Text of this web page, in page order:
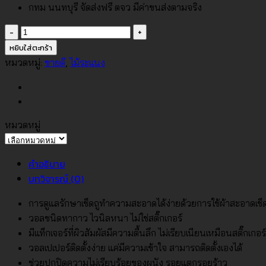
กทม นนทบุรี จัดส่งฟรี ตจว มีค่าขนส่งตามจริง
จำนวน
วอลเปเปอร์
ลายไม้
ขนาด2cm
สี
เหลือง
ครีม
No.81816-
1
หยิบใส่ตะกร้า
หมวดหมู่: ขายดี ,ไม้ระแนง
หมวดหมู่
หมวด
คำอธิบาย
บทวิจารณ์ (0)
การดูแลรักษาเช็ดถูทำความสะอาดได้ง่ายด้วยการใช้ผ้าสะอาดเ
วอลชนิดทากาว ไวนิลหนา ไม่ใช่สติ๊กเกอร์
มีแท็กเจอร์ที่ผิวสัมผัสมีความตื้นลึก ไม่เรียบเนียนเหมือนสติ๊กเกอร์
วอลเปเปอร์ติดตั้งง่าย แค่มีความเข้าใจ สามารถติดตั้งเองได้
ช่วยปกปิดความไม่เรียบร้อยของผนัง รอยแตกรอยร้าว